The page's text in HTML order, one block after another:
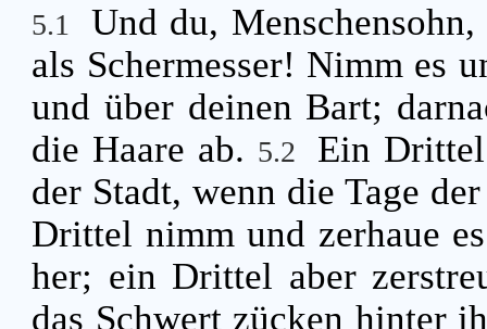
5.1
Und du,
als Schermesser! Nimm es
und über deinen Bart;
die Haare ab. 5.2
Ein
der Stadt, wenn die Tage
Drittel nimm und zerhaue
her; ein Drittel aber
das Schwert zücken hinter